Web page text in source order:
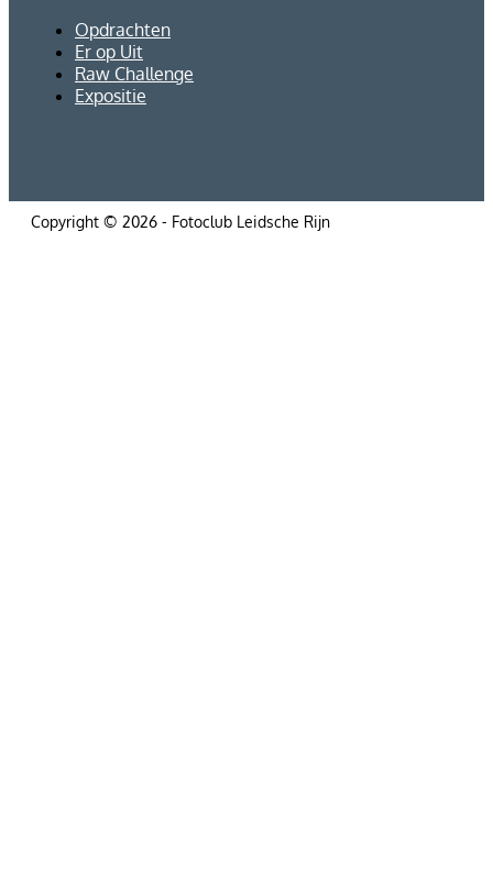
Opdrachten
Er op Uit
Raw Challenge
Expositie
Copyright © 2026 - Fotoclub Leidsche Rijn